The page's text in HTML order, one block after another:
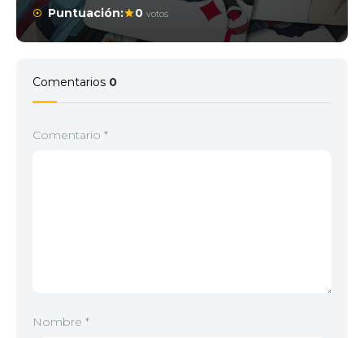
Puntuación:
0 votos
Comentarios 0
Comentario *
Nombre *